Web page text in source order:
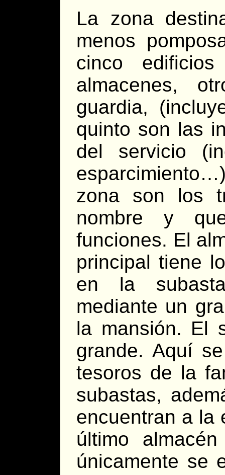
La zona
menos
cinco
almacenes,
guardia,
quinto son las
del servicio
zona son los
nombre y
funciones. El
principal tiene
en la
mediante un
la mansión. El
grande. Aquí
tesoros de la
subastas,
encuentran a la
último
únicamente se